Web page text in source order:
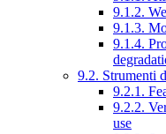
9.1.2.
9.1.3.
9.1.4.
9.2. Strumenti
9.2.1.
9.2.2.
use